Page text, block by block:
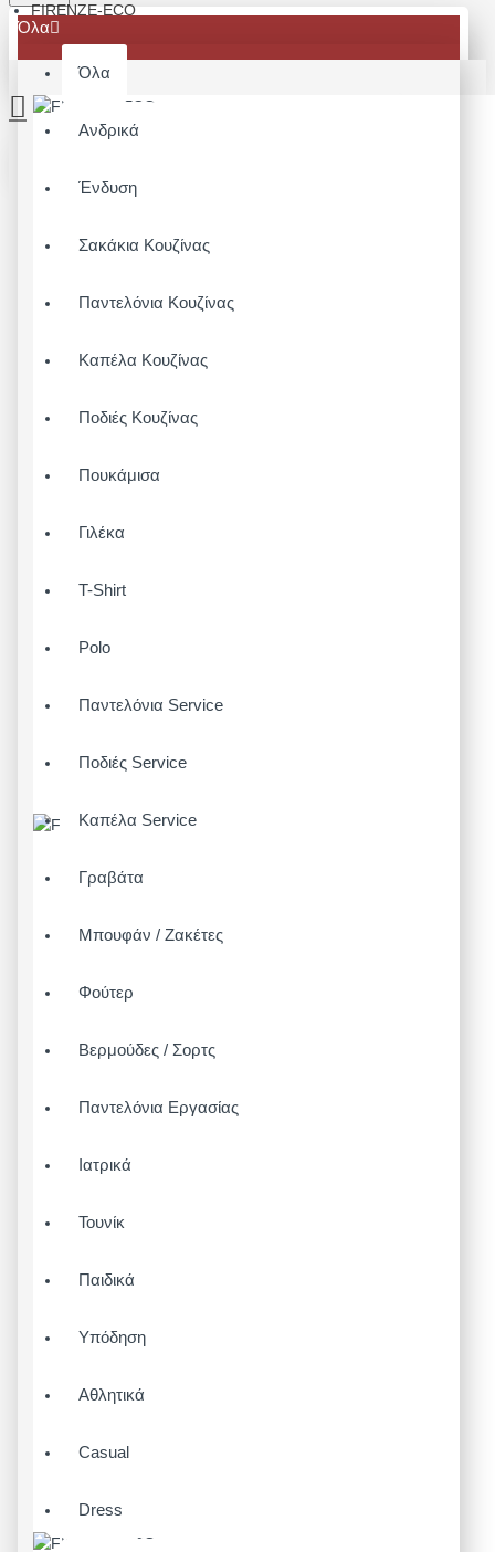
Όλα
Όλα
Ανδρικά
Ένδυση
Σακάκια Κουζίνας
Παντελόνια Κουζίνας
Καπέλα Κουζίνας
Ποδιές Κουζίνας
Πουκάμισα
Γιλέκα
T-Shirt
Polo
Παντελόνια Service
Ποδιές Service
Καπέλα Service
Γραβάτα
Μπουφάν / Ζακέτες
Φούτερ
Βερμούδες / Σορτς
Παντελόνια Εργασίας
Ιατρικά
Τουνίκ
Παιδικά
Υπόδηση
Αθλητικά
Casual
Dress
FIRENZE-ECO